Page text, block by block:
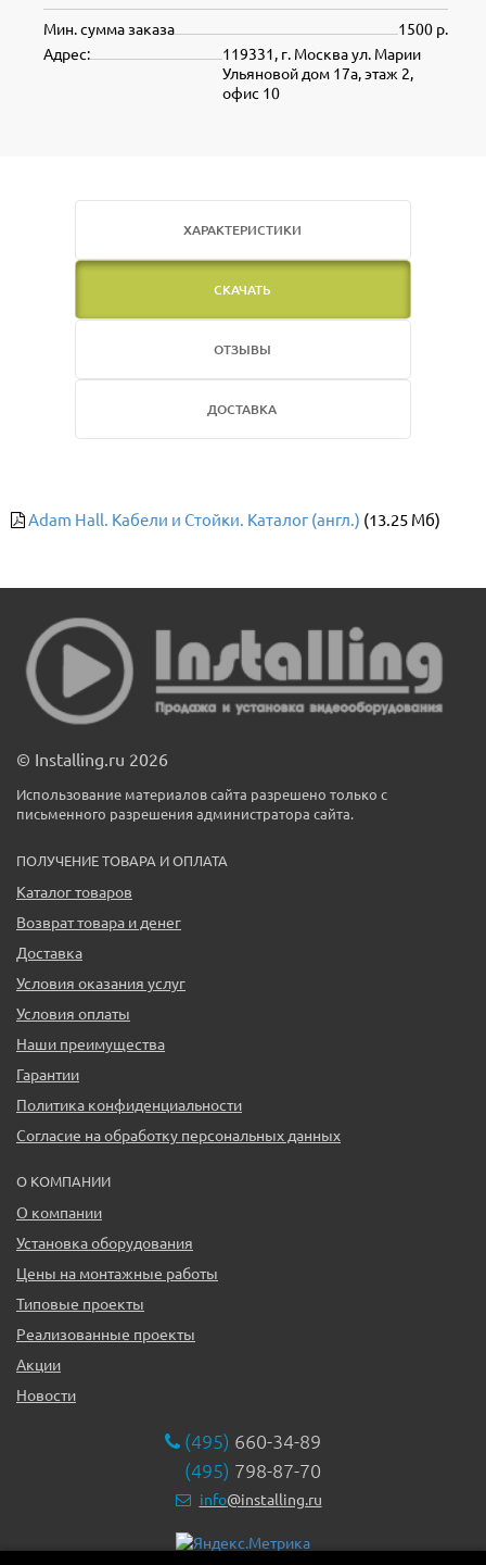
1500 р.
Мин. сумма заказа
119331, г. Москва ул. Марии
Ульяновой дом 17а, этаж 2,
офис 10
Адрес:
ХАРАКТЕРИСТИКИ
СКАЧАТЬ
ОТЗЫВЫ
ДОСТАВКА
Adam Hall. Кабели и Стойки. Каталог (англ.) (13.25 Мб)
© Installing.ru 2026
Использование материалов сайта разрешено только с
письменного разрешения администратора сайта.
ПОЛУЧЕНИЕ ТОВАРА И ОПЛАТА
Каталог товаров
Возврат товара и денег
Доставка
Условия оказания услуг
Условия оплаты
Наши преимущества
Гарантии
Политика конфиденциальности
Согласие на обработку персональных данных
О КОМПАНИИ
О компании
Установка оборудования
Цены на монтажные работы
Типовые проекты
Реализованные проекты
Акции
Новости
(495) 660-34-89
(495) 798-87-70
info@installing.ru